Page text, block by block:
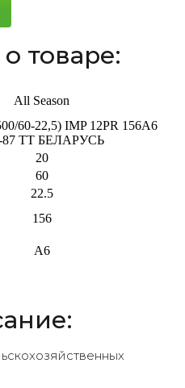
товаре:
All Season
60-22,5) IMP 12PR 156A6
87 TT БЕЛАРУСЬ
20
60
22.5
156
A6